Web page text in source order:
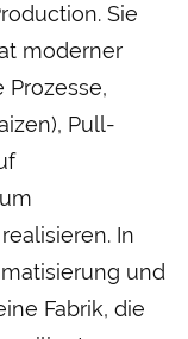
Sie
moderner
Prozesse,
Pull-
In
und
Fabrik, die